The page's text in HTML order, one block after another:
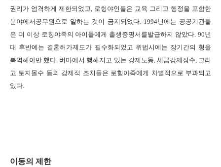
권리가 엄격하게 제한되었고, 로힝야인들은 교육 그리고 행정을 포함한
분야에서공무원으로 일하는 것이 금지되었다. 1994년에는 공공기관들
은 더 이상 로힝야족의 아이들에게 출생증명서를발급하지 않았다. 90년
대 후반에는 결혼허가제도가 필수화되었고 위법시에는 장기간의 형을
복역해야만 했다. 버마에서 행해지고 있는 강제노동, 세금강제징수, 그리
고 토지몰수 등의 강제적 조치들은 로힝야족에게 차별적으로 부과되고
있다.
이동의 제한